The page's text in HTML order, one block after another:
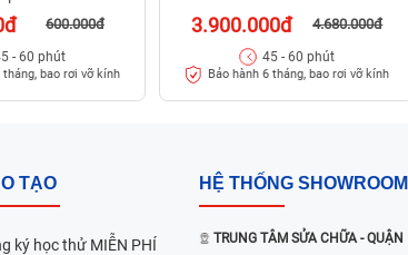
600.000đ
- 60 phút
tháng, bao rơi vỡ kính
3.900.000đ 4.680.000đ
45 - 60 phút
Bảo hành 6 tháng, bao rơi vỡ kính
TẠO
ký học thử MIỄN PHÍ
HỆ THỐNG SHOWROOM
TRUNG TÂM SỬA CHỮA - QUẬN